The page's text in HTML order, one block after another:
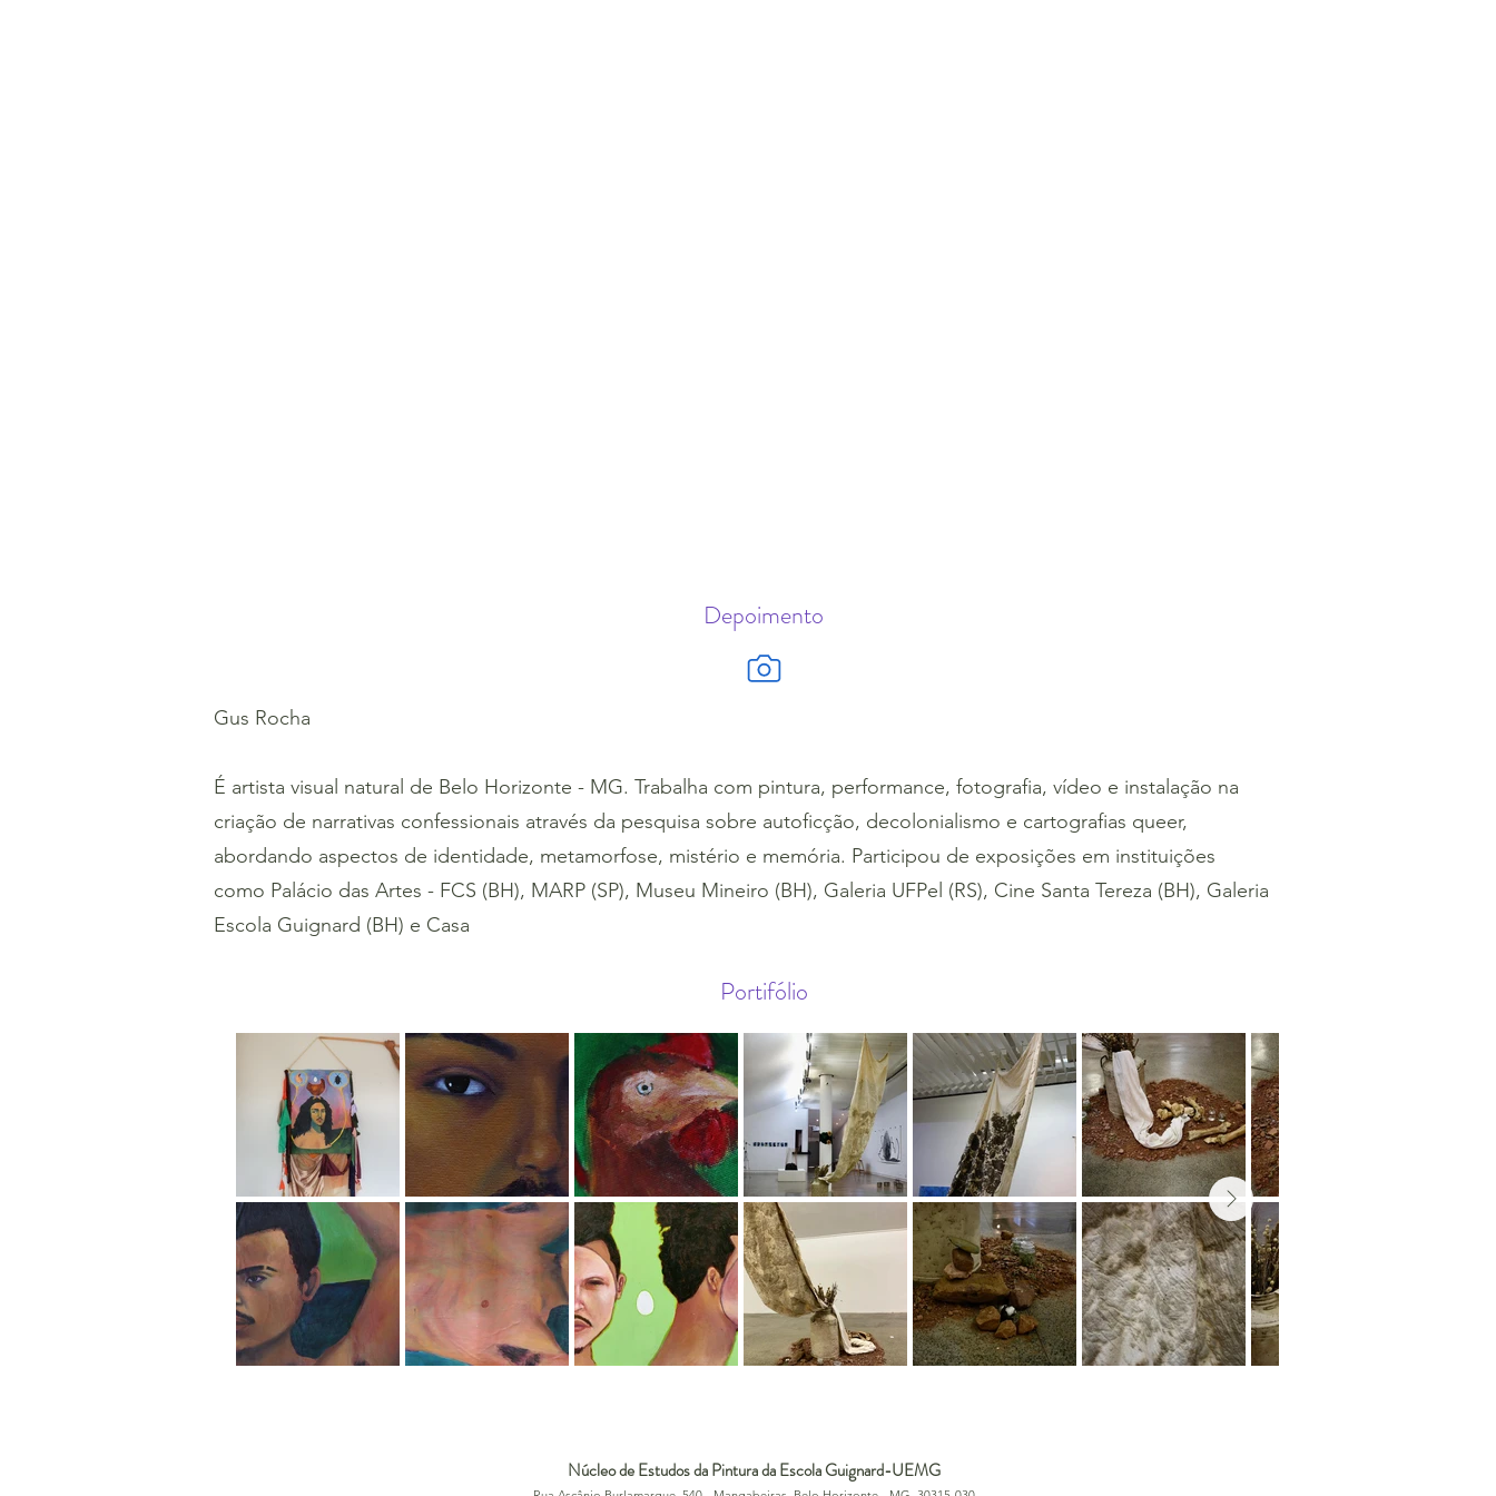
Depoimento
Gus Rocha
É artista visual natural de Belo Horizonte - MG. Trabalha com pintura, performance, fotografia, vídeo e instalação na
criação de narrativas confessionais através da pesquisa sobre autoficção, decolonialismo e cartografias queer,
abordando aspectos de identidade, metamorfose, mistério e memória. Participou de exposições em instituições
como Palácio das Artes - FCS (BH), MARP (SP), Museu Mineiro (BH), Galeria UFPel (RS), Cine Santa Tereza (BH), Galeria
Escola Guignard (BH) e Casa
Portifólio
Núcleo de Estudos da Pintura da Escola Guignard-UEMG